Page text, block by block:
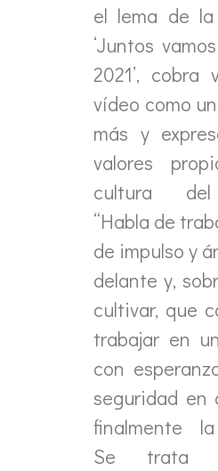
el lema de la
‘Juntos
2021’,
vídeo como
más y
valores
cultura
“Habla de
de impulso y
delante y,
cultivar, que
trabajar en
con
seguridad en
finalmente
Se trata